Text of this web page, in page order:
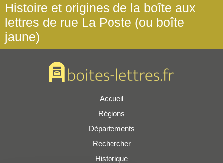
Histoire et origines de la boîte aux
lettres de rue La Poste (ou boîte
jaune)
Accueil
Régions
Départements
Rechercher
Historique